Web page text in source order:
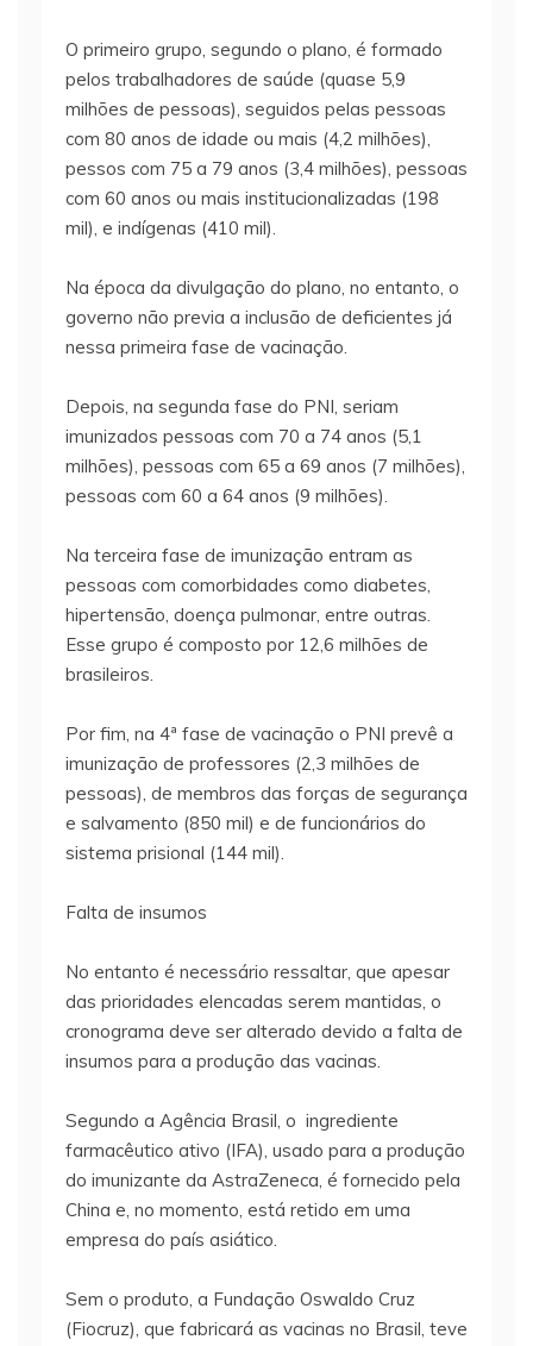
O primeiro grupo, segundo o plano, é formado
pelos trabalhadores de saúde (quase 5,9
milhões de pessoas), seguidos pelas pessoas
com 80 anos de idade ou mais (4,2 milhões),
pessos com 75 a 79 anos (3,4 milhões), pessoas
com 60 anos ou mais institucionalizadas (198
mil), e indígenas (410 mil).
Na época da divulgação do plano, no entanto, o
governo não previa a inclusão de deficientes já
nessa primeira fase de vacinação.
Depois, na segunda fase do PNI, seriam
imunizados pessoas com 70 a 74 anos (5,1
milhões), pessoas com 65 a 69 anos (7 milhões),
pessoas com 60 a 64 anos (9 milhões).
Na terceira fase de imunização entram as
pessoas com comorbidades como diabetes,
hipertensão, doença pulmonar, entre outras.
Esse grupo é composto por 12,6 milhões de
brasileiros.
Por fim, na 4ª fase de vacinação o PNI prevê a
imunização de professores (2,3 milhões de
pessoas), de membros das forças de segurança
e salvamento (850 mil) e de funcionários do
sistema prisional (144 mil).
Falta de insumos
No entanto é necessário ressaltar, que apesar
das prioridades elencadas serem mantidas, o
cronograma deve ser alterado devido a falta de
insumos para a produção das vacinas.
Segundo a Agência Brasil, o ingrediente
farmacêutico ativo (IFA), usado para a produção
do imunizante da AstraZeneca, é fornecido pela
China e, no momento, está retido em uma
empresa do país asiático.
Sem o produto, a Fundação Oswaldo Cruz
(Fiocruz), que fabricará as vacinas no Brasil, teve